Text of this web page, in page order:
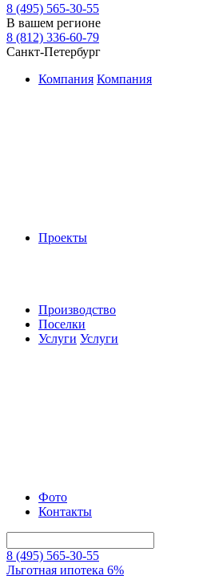
8 (495) 565-30-55
В вашем регионе
8 (812) 336-60-79
Санкт-Петербург
Компания Компания
Проекты
Производство
Поселки
Услуги Услуги
Фото
Контакты
8 (495) 565-30-55
Льготная ипотека 6%